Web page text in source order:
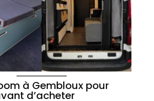
à Gembloux pour
d’acheter